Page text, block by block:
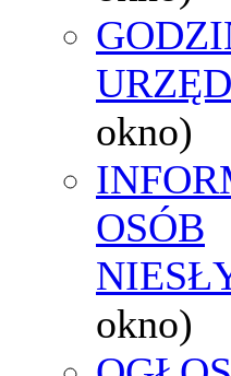
okno)
OSÓB
okno)